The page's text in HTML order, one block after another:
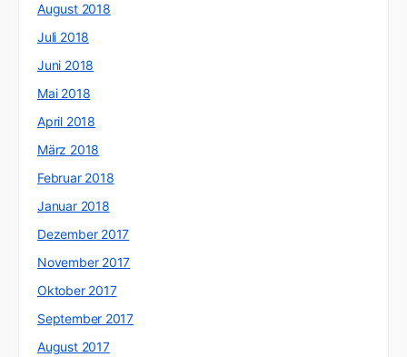
August 2018
Juli 2018
Juni 2018
Mai 2018
April 2018
März 2018
Februar 2018
Januar 2018
Dezember 2017
November 2017
Oktober 2017
September 2017
August 2017